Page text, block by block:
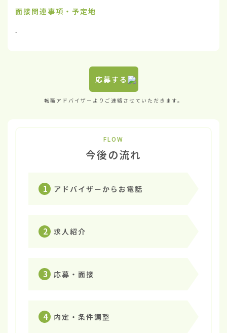
面接関連事項・予定地
-
応募する
転職アドバイザーよりご連絡させていただきます。
FLOW
今後の流れ
1 アドバイザーからお電話
2 求人紹介
3 応募・面接
4 内定・条件調整